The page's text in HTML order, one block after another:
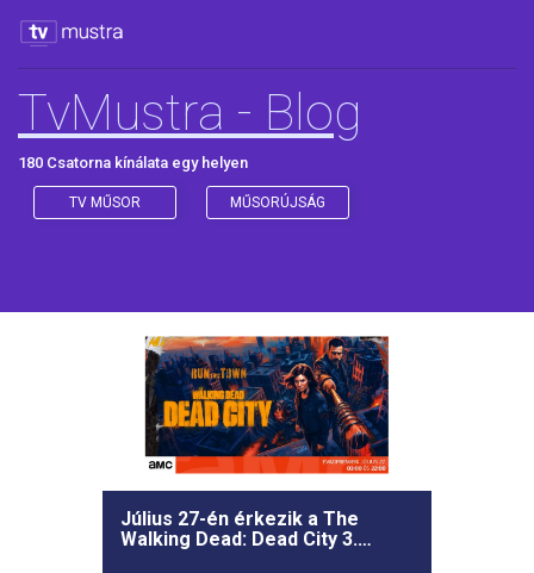
TvMustra - Blog
180 Csatorna kínálata egy helyen
TV MŰSOR MŰSORÚJSÁG
Július 27-én érkezik a The
Walking Dead: Dead City 3.